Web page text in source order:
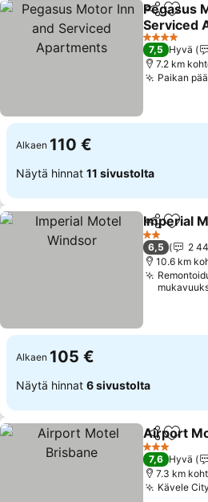
Jaa Lisää
Pegasus
Serviced
4
7,5 Hyvä
7.2 km
Paikan
Alkaen 110 €
Näytä hinnat 11 sivustolta
Jaa Lisää
Imperial
2 Tähtiluokitus
6,5
2
10.6 km
Alkaen 105 €
Näytä hinnat 6 sivustolta
Jaa Lisää
Airport
3
7,6 Hyvä
7.3 km
Kävele